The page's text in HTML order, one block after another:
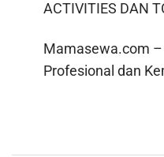
ACTIVITIES DAN
Mamasewa.com
Profesional dan